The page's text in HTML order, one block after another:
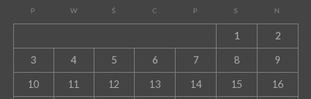
P W Ś C P S N
1 2
3 4 5 6 7 8 9
10 11 12 13 14 15 16